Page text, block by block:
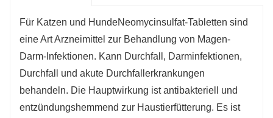
Für Katzen und HundeNeomycinsulfat-Tabletten sind
eine Art Arzneimittel zur Behandlung von Magen-
Darm-Infektionen. Kann Durchfall, Darminfektionen,
Durchfall und akute Durchfallerkrankungen
behandeln. Die Hauptwirkung ist antibakteriell und
entzündungshemmend zur Haustierfütterung. Es ist